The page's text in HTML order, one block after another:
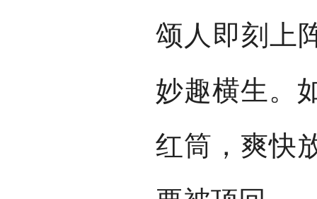
颂人即刻上
妙趣横生。
红筒，爽快